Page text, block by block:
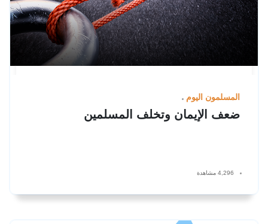
المسلمون اليوم
ضعف الإيمان وتخلف المسلمين
4,296 مشاهدة